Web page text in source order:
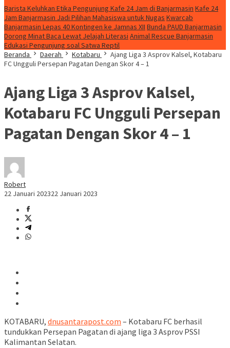
Barista Keluhkan Etika Pengunjung Kafe 24 Jam di Banjarmasin Kafe 24
Jam Banjarmasin Jadi Pilihan Mahasiswa untuk Nugas Kwarcab
Banjarmasin Lepas 40 Kontingen ke Jamnas XII Bunda PAUD Banjarmasin
Dorong Minat Baca Lewat Jelajah Literasi Animal Rescue Banjarmasin
Edukasi Pengunjung soal Satwa Reptil
Beranda
Daerah Kotabaru
Ajang Liga 3 Asprov Kalsel, Kotabaru
FC Ungguli Persepan Pagatan Dengan Skor 4 – 1
Ajang Liga 3 Asprov Kalsel,
Kotabaru FC Ungguli Persepan
Pagatan Dengan Skor 4 – 1
Robert
22 Januari 202322 Januari 2023
KOTABARU, dnusantarapost.com – Kotabaru FC berhasil
tundukkan Persepan Pagatan di ajang liga 3 Asprov PSSI
Kalimantan Selatan.